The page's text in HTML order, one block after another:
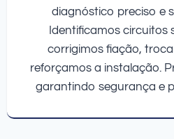
diagnóstico preciso e
Identificamos circuitos
corrigimos fiação,
reforçamos a instalação.
garantindo segurança e